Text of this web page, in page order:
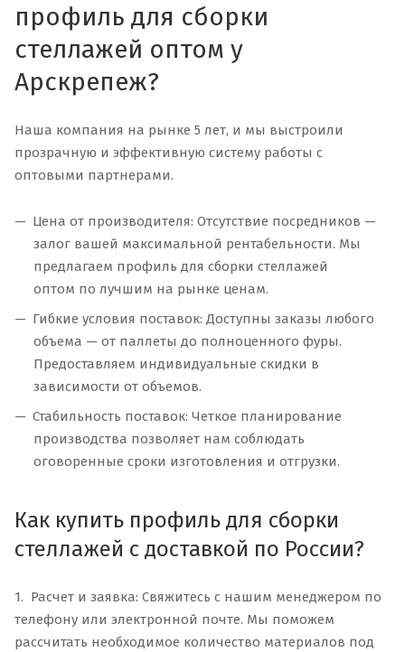
профиль для сборки
стеллажей оптом у
Арскрепеж?
Наша компания на рынке 5 лет, и мы выстроили
прозрачную и эффективную систему работы с
оптовыми партнерами.
Цена от производителя: Отсутствие посредников —
залог вашей максимальной рентабельности. Мы
предлагаем профиль для сборки стеллажей
оптом по лучшим на рынке ценам.
Гибкие условия поставок: Доступны заказы любого
объема — от паллеты до полноценного фуры.
Предоставляем индивидуальные скидки в
зависимости от объемов.
Стабильность поставок: Четкое планирование
производства позволяет нам соблюдать
оговоренные сроки изготовления и отгрузки.
Как купить профиль для сборки
стеллажей с доставкой по России?
1. Расчет и заявка: Свяжитесь с нашим менеджером по
телефону или электронной почте. Мы поможем
рассчитать необходимое количество материалов под